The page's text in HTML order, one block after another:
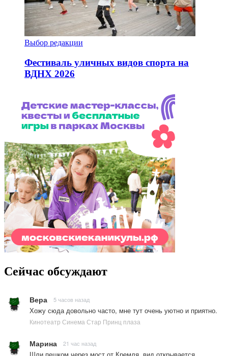
Выбор редакции
Фестиваль уличных видов спорта на
ВДНХ 2026
Сейчас обсуждают
Вера 5 часов назад
Хожу сюда довольно часто, мне тут очень уютно и приятно.
Кинотеатр Синема Стар Принц плаза
Марина 21 час назад